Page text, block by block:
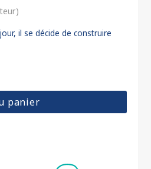
il se décide de construire
panier